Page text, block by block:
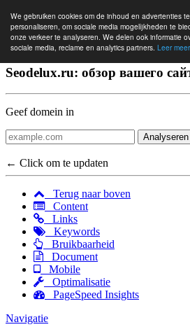
We gebruiken cookies om de inhoud en advertenties te
personaliseren, om sociale media mogelijkheden te
onze verkeer te analyseren. We delen ook informatie
sociale media, reclame en analytics partners. Leer meer
Seodelux.ru: обзор вашего
Geef domein in
Analyseren
← Click om te updaten
Terug naar boven
Content
Links
Keywords
Bruikbaarheid
Document
Mobile
Optimalisatie
PageSpeed Insights
Navigatie